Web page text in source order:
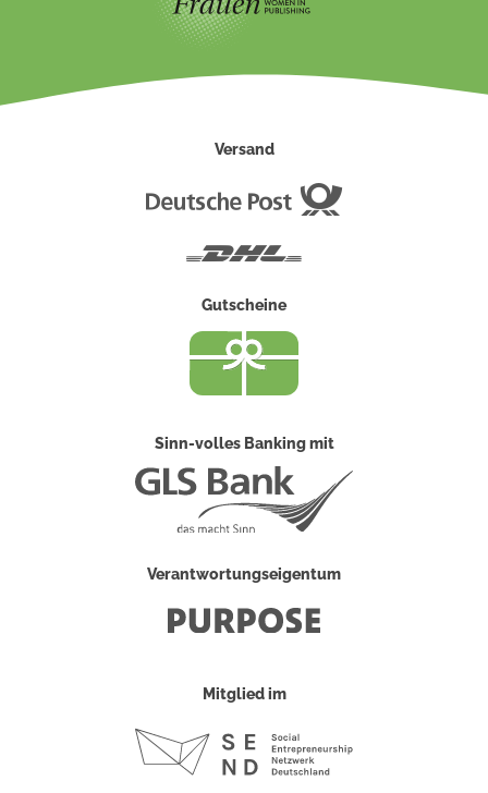
Versand
Gutscheine
Sinn-volles Banking mit
Verantwortungseigentum
Mitglied im